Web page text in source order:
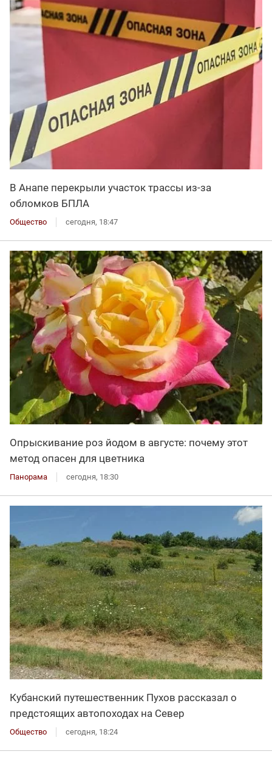
В Анапе перекрыли участок трассы из-за
обломков БПЛА
Общество сегодня, 18:47
Опрыскивание роз йодом в августе: почему этот
метод опасен для цветника
Панорама сегодня, 18:30
Кубанский путешественник Пухов рассказал о
предстоящих автопоходах на Север
Общество сегодня, 18:24